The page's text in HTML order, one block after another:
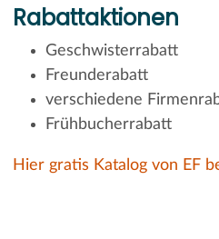
Rabattaktionen
Geschwisterrabatt
Freunderabatt
verschiedene
Frühbucherrabatt
Hier gratis Katalog von EF